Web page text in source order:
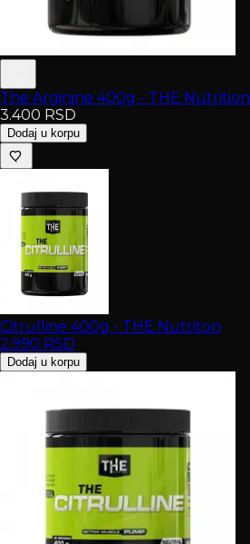
The Arginine 400g - THE Nutrition
3.400 RSD
Dodaj u korpu
Citrulline 400g - THE Nutriton
2.990 RSD
Dodaj u korpu